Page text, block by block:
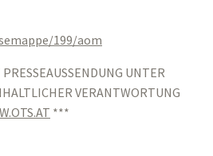
199/aom
UNTER
VERANTWORTUNG
***